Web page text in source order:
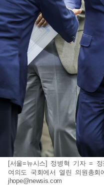
[서울=뉴시스] 정병혁 기자 =
여의도 국회에서 열린 의원총회
jhope@newsis.com